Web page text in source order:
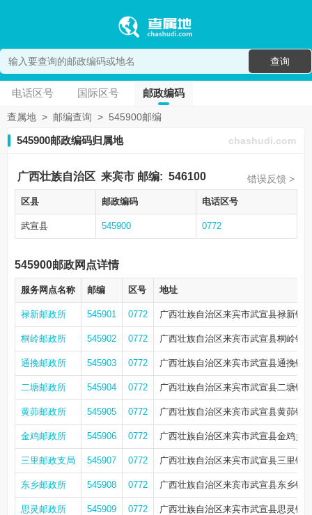
查询
电话区号 国际区号 邮政编码
查属地 > 邮编查询 > 545900邮编
545900邮政编码归属地 chashudi.com
广西壮族自治区 来宾市 邮编: 546100 错误反馈 >
区县 邮政编码 电话区号
武宣县 545900 0772
545900邮政网点详情
服务网点名称 邮编 区号 地址
禄新邮政所 545901 0772 广西壮族自治区来宾市武宣县禄新镇
桐岭邮政所 545902 0772 广西壮族自治区来宾市武宣县桐岭镇
通挽邮政所 545903 0772 广西壮族自治区来宾市武宣县通挽镇
二塘邮政所 545904 0772 广西壮族自治区来宾市武宣县二塘镇
黄茆邮政所 545905 0772 广西壮族自治区来宾市武宣县黄茆镇
金鸡邮政所 545906 0772 广西壮族自治区来宾市武宣县金鸡乡
三里邮政支局 545907 0772 广西壮族自治区来宾市武宣县三里镇
东乡邮政所 545908 0772 广西壮族自治区来宾市武宣县东乡镇
思灵邮政所 545909 0772 广西壮族自治区来宾市武宣县思灵镇